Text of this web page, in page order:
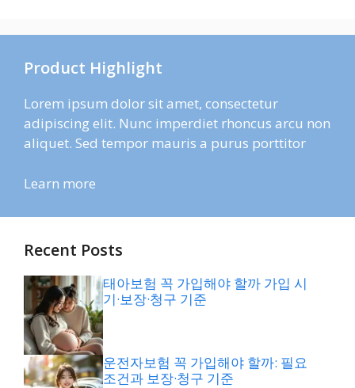
Product Highlight
Lorem ipsum dolor sit amet, consectetur
adipiscing elit. Nunc imperdiet rhoncus arcu non
aliquet. Sed tempor mauris a purus porttitor
Learn more
Recent Posts
태아보험 꼭 가입해야 할까 가입 시
기·보장·청구 기준
운전자보험 꼭 가입해야 할까: 필요
조건과 보장·청구 기준